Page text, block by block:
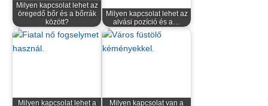
Milyen kapcsolat lehet az
öregedő bőr és a bőrrák
között?
Milyen kapcsolat lehet az
alvási pozíció és a…
Milyen kapcsolat lehet a
Milyen kapcsolat van a